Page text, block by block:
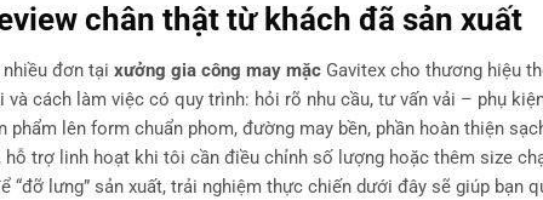
chân thật từ khách đã sản xuất
đơn tại xưởng gia công may mặc Gavitex cho thương hiệu
cách làm việc có quy trình: hỏi rõ nhu cầu, tư vấn vải – phụ
lên form chuẩn phom, đường may bền, phần hoàn thiện
trợ linh hoạt khi tôi cần điều chỉnh số lượng hoặc thêm size
“đỡ lưng” sản xuất, trải nghiệm thực chiến dưới đây sẽ giúp bạn